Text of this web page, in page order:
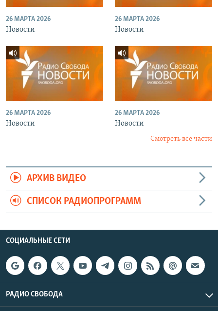
26 МАРТА 2026
Новости
26 МАРТА 2026
Новости
26 МАРТА 2026
Новости
26 МАРТА 2026
Новости
Смотреть все части
АРХИВ ВИДЕО
СПИСОК РАДИОПРОГРАММ
СОЦИАЛЬНЫЕ СЕТИ
РАДИО СВОБОДА